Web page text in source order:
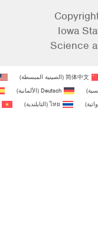
Iowa
Science
简体中文
(الصينية المبسطة)
)
Deutsch
(الألمانية)
)
ไทย
(التايلندية)